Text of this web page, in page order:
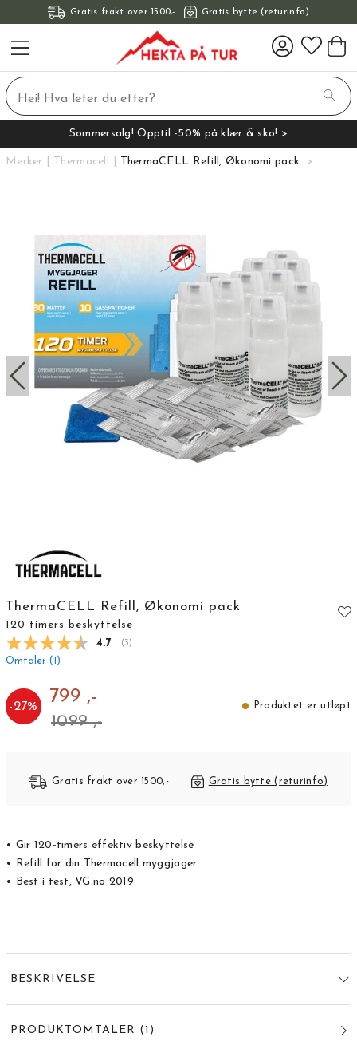
Gratis frakt over 1500,- Gratis bytte (returinfo)
Sommersalg! Opptil -50% på klær & sko! >
Merker Thermacell ThermaCELL Refill, Økonomi pack
ThermaCELL Refill, Økonomi pack
120 timers beskyttelse
Gjennomsnittskarakter:
4.7 (stemmer:
3)
Omtaler ( )
-27% 799 ,-
1099 ,-
Produktet er utløpt
Gratis frakt over 1500,- Gratis bytte (returinfo)
• Gir 120-timers effektiv beskyttelse
• Refill for din Thermacell myggjager
• Best i test, VG.no 2019
BESKRIVELSE
PRODUKTOMTALER (1 )